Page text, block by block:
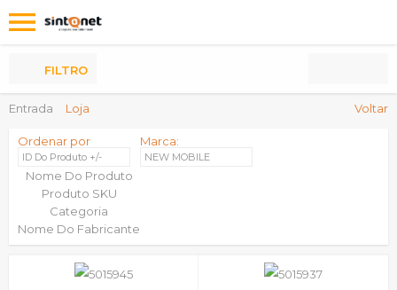
Entrada Loja Voltar
FILTRO
Ordenar por
ID Do Produto +/-
Nome Do Produto
Produto SKU
Categoria
Nome Do Fabricante
Marca:
NEW MOBILE